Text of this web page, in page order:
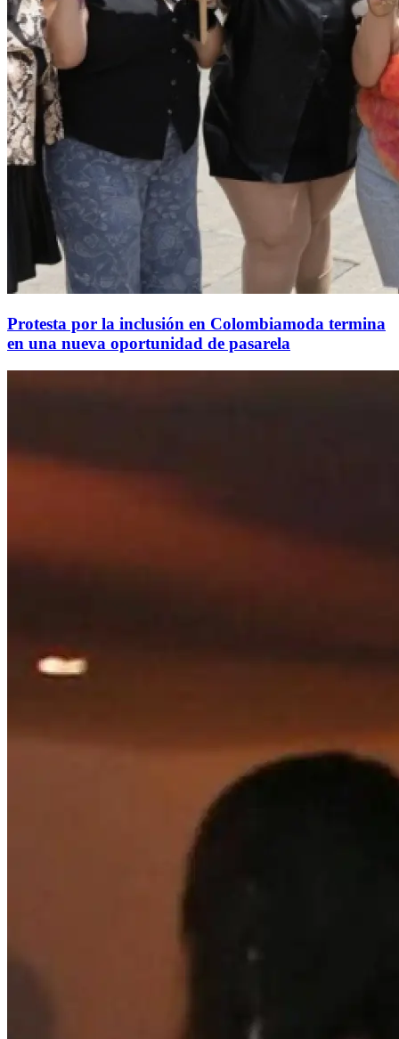
Protesta por la inclusión en Colombiamoda termina
en una nueva oportunidad de pasarela